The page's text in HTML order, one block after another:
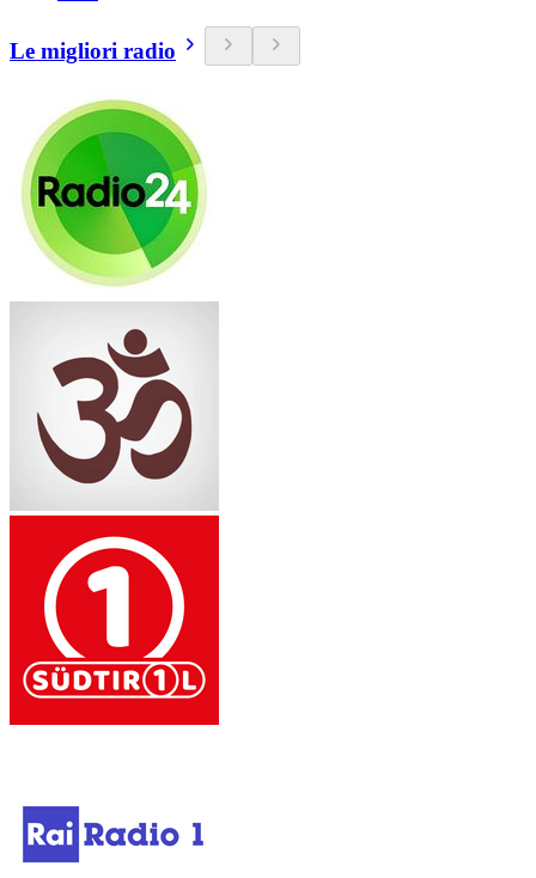
Le migliori radio